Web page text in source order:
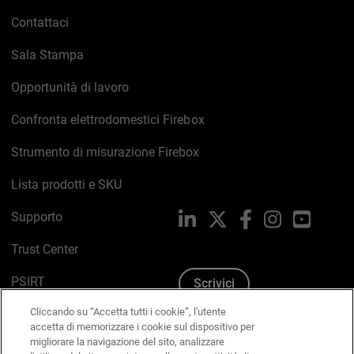
Contattaci
Sala Stampa
Opportunità di lavoro
Confronta elettrodomestici Firebox
Strumento di misurazione Firebox
Lista prodotti e SKU
Supporto
Trust Center
PSIRT
Politica sui cookie
Informativa sulla privacy
LinkedIn FacebookInstagram
Scrivici
Cliccando su “Accetta tutti i cookie”, l'utente
accetta di memorizzare i cookie sul dispositivo per
migliorare la navigazione del sito, analizzare